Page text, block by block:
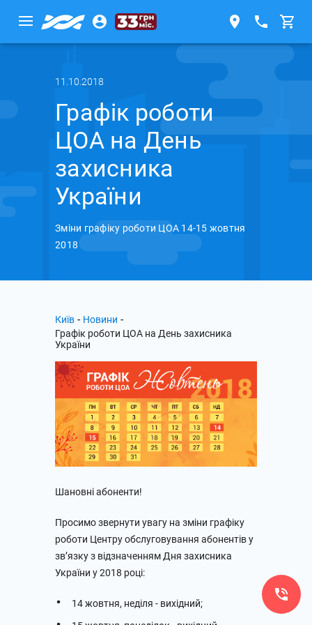
11.10.2018
Графік роботи
ЦОА на День
захисника
України
Зміни графіку роботи ЦОА 14-15 жовтня
2018
Київ - Новини -
Графік роботи ЦОА на День захисника
України
Шановні абоненти!
Просимо звернути увагу на зміни графіку
роботи Центру обслуговування абонентів у
зв’язку з відзначенням Дня захисника
України у 2018 році:
14 жовтня, неділя - вихідний;